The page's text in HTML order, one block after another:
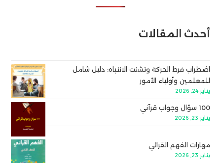
أحدث المقالات
اضطراب فرط الحركة وتشتت الانتباه: دليل شامل
للمعلمين وأولياء الأمور
يناير 24, 2026
100 سؤال وجواب قرآني
يناير 23, 2026
مهارات الفهم القرائي
يناير 23, 2026